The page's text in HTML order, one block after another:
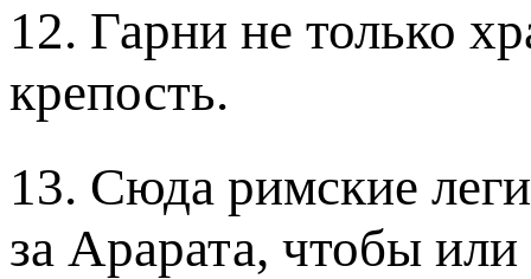
12. Гарни не только
крепость.
13. Сюда римские
за Арарата, чтобы